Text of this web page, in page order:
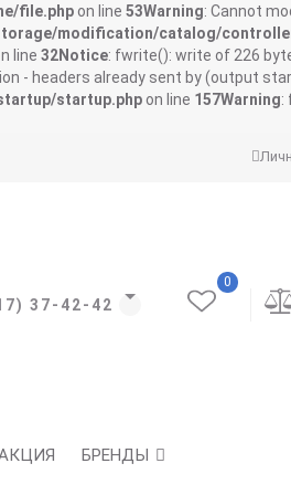
file.php on line 53Warning: Cannot
modification/catalog/
line 32Notice: fwrite(): write of 226
- headers already sent by (output
startup.php on line 157Warning:
37-42-42
0
БРЕНДЫ